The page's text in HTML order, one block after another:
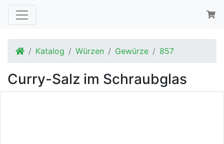
Startseite
Katalog Würzen Gewürze 857
Curry-Salz im Schraubglas